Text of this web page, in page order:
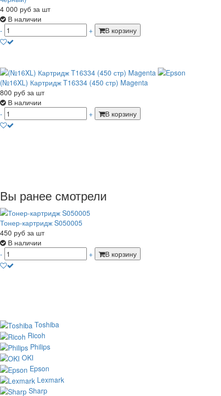
4 000 руб за шт
В наличии
-
+ В корзину
(№16XL) Картридж T16334 (450 стр) Magenta
800 руб за шт
В наличии
-
+ В корзину
Вы ранее смотрели
Тонер-картридж S050005
450 руб за шт
В наличии
-
+ В корзину
Toshiba
Ricoh
Philips
OKI
Epson
Lexmark
Sharp